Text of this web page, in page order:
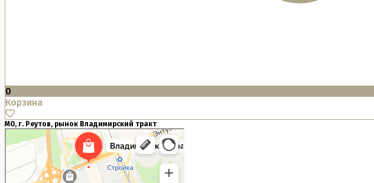
0
Корзина
МО, г. Реутов, рынок Владимирский тракт